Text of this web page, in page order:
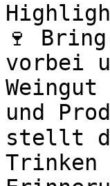
🍷
vorbei
und
stellt
Trinken